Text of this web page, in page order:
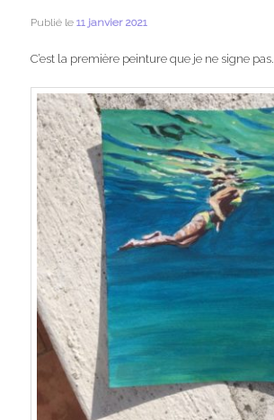
Publié le11 janvier 2021
C’est la première peinture que je ne signe pas.